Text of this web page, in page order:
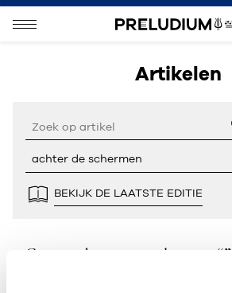
Artikelen
BEKIJK DE LAATSTE EDITIE
Geen resultaten gevonden voor “”.